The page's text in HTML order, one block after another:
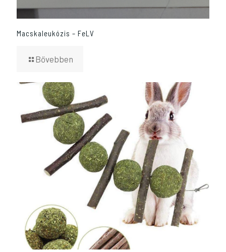
Macskaleukózis – FeLV
Bővebben